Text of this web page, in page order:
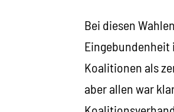
Bei diesen
Eingebundenheit
Koalitionen als
aber allen war